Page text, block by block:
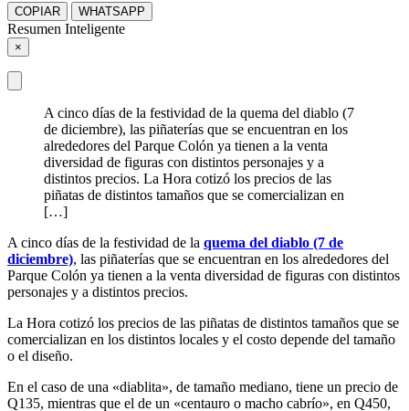
COPIAR WHATSAPP
Resumen Inteligente
×
A cinco días de la festividad de la quema del diablo (7
de diciembre), las piñaterías que se encuentran en los
alrededores del Parque Colón ya tienen a la venta
diversidad de figuras con distintos personajes y a
distintos precios. La Hora cotizó los precios de las
piñatas de distintos tamaños que se comercializan en
[…]
A cinco días de la festividad de la quema del diablo (7 de
diciembre), las piñaterías que se encuentran en los alrededores del
Parque Colón ya tienen a la venta diversidad de figuras con distintos
personajes y a distintos precios.
La Hora cotizó los precios de las piñatas de distintos tamaños que se
comercializan en los distintos locales y el costo depende del tamaño
o el diseño.
En el caso de una «diablita», de tamaño mediano, tiene un precio de
Q135, mientras que el de un «centauro o macho cabrío», en Q450,